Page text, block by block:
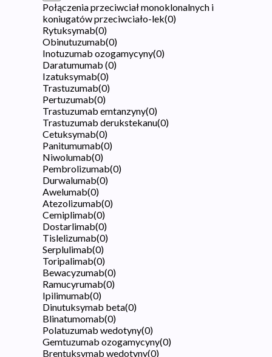
Połączenia przeciwciał monoklonalnych i
koniugatów przeciwciało-lek(0)
Rytuksymab(0)
Obinutuzumab(0)
Inotuzumab ozogamycyny(0)
Daratumumab (0)
Izatuksymab(0)
Trastuzumab(0)
Pertuzumab(0)
Trastuzumab emtanzyny(0)
Trastuzumab derukstekanu(0)
Cetuksymab(0)
Panitumumab(0)
Niwolumab(0)
Pembrolizumab(0)
Durwalumab(0)
Awelumab(0)
Atezolizumab(0)
Cemiplimab(0)
Dostarlimab(0)
Tislelizumab(0)
Serplulimab(0)
Toripalimab(0)
Bewacyzumab(0)
Ramucyrumab(0)
Ipilimumab(0)
Dinutuksymab beta(0)
Blinatumomab(0)
Polatuzumab wedotyny(0)
Gemtuzumab ozogamycyny(0)
Brentuksymab wedotyny(0)